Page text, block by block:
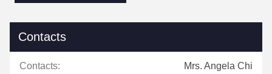
Contacts
Contacts: Mrs. Angela Chi